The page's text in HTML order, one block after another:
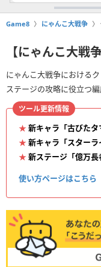
Game8 にゃんこ大戦争
【にゃんこ大戦
にゃんこ大戦争における
ステージの攻略に役立つ
ツール更新情報
新キャラ「古びた
新キャラ「スター
新ステージ「億万
使い方ページはこちら